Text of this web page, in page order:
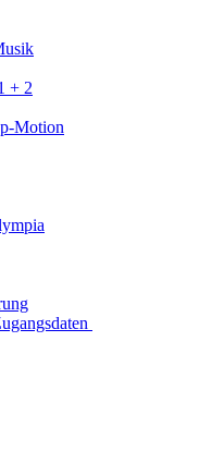
+ 2
Motion